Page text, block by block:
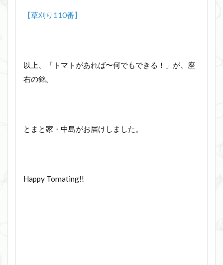
【草刈り110番】
以上、「トマトがあれば〜何でもできる！」が、座
右の銘。
とまと家・中島がお届けしました。
Happy Tomating!!